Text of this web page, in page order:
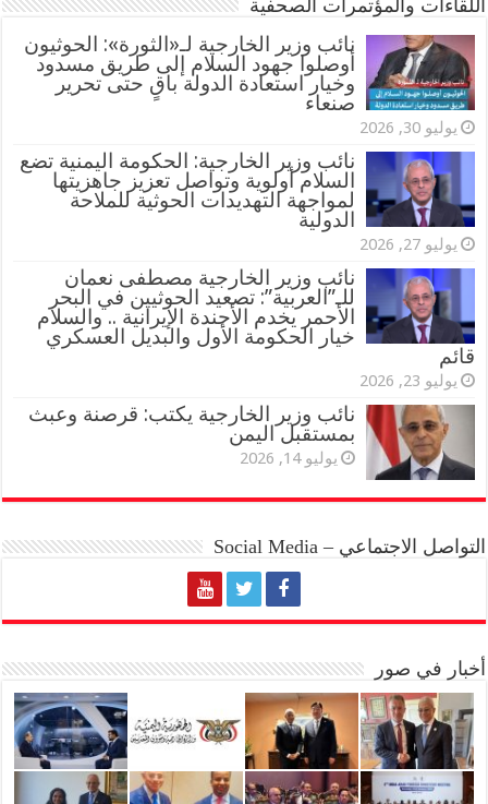
اللقاءات والمؤتمرات الصحفية
‏نائب وزير الخارجية لـ«الثورة»: الحوثيون
أوصلوا جهود السلام إلى طريق مسدود
وخيار استعادة الدولة باقٍ حتى تحرير
صنعاء
يوليو 30, 2026
نائب وزير الخارجية: الحكومة اليمنية تضع
السلام أولوية وتواصل تعزيز جاهزيتها
لمواجهة التهديدات الحوثية للملاحة
الدولية
يوليو 27, 2026
نائب وزير الخارجية مصطفى نعمان
للـ”العربية”: تصعيد الحوثيين في البحر
الأحمر يخدم الأجندة الإيرانية .. والسلام
خيار الحكومة الأول والبديل العسكري
قائم
يوليو 23, 2026
نائب وزير الخارجية يكتب: قرصنة وعبث
بمستقبل اليمن
يوليو 14, 2026
التواصل الاجتماعي – Social Media
أخبار في صور